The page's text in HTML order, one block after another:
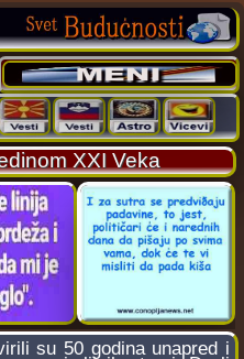
XXI Veka
su 50 godina unapred i